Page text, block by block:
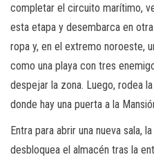
completar el circuito marítimo,
esta etapa y desembarca en
ropa y, en el extremo noroeste,
como una playa con tres
despejar la zona. Luego, rodea
donde hay una puerta a la
Entra para abrir una nueva sala,
desbloquea el almacén tras la